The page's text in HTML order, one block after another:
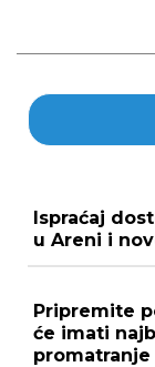
Ispraćaj
u Areni i
Pripremite
će imati